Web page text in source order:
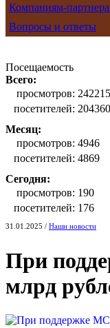
Компаниям-
Вопросы и ответы
Посещаемость
Всего:
просмотров: 242215
посетителей: 204360
Месяц:
просмотров: 4946
посетителей: 4869
Сегодня:
просмотров: 190
посетителей: 176
31.01.2025 / Наши новости
При
млрд